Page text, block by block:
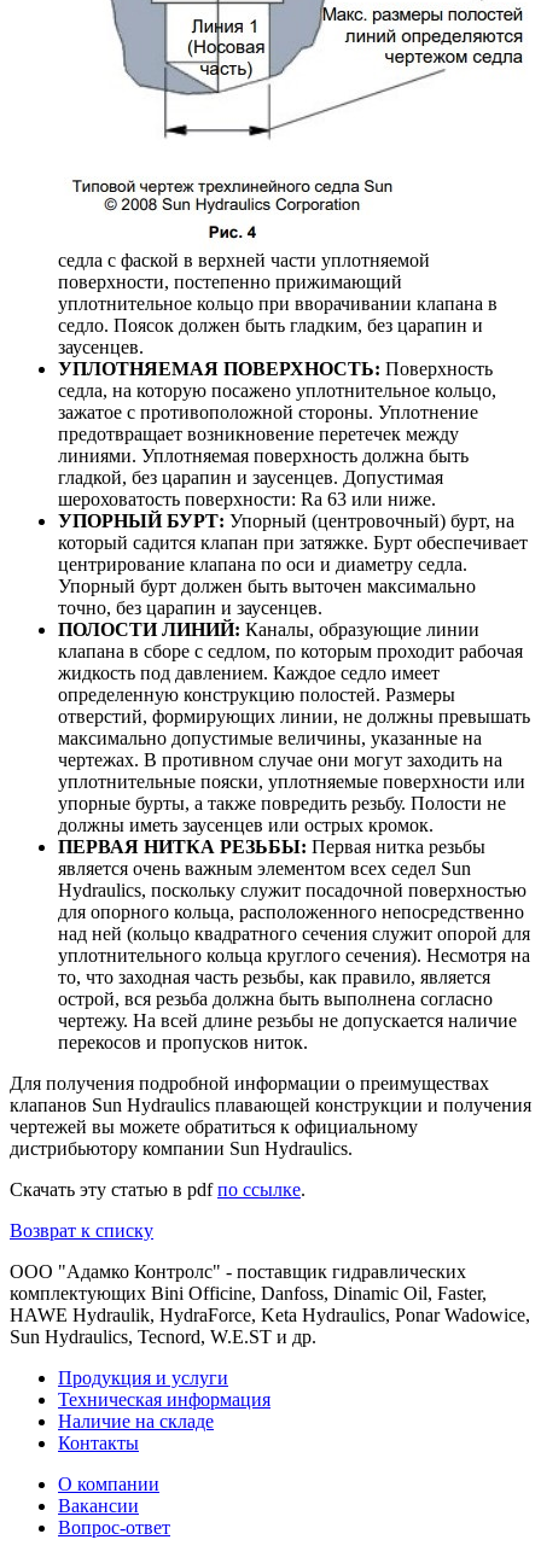
седла с фаской в верхней части уплотняемой
поверхности, постепенно прижимающий
уплотнительное кольцо при вворачивании клапана в
седло. Поясок должен быть гладким, без царапин и
заусенцев.
УПЛОТНЯЕМАЯ ПОВЕРХНОСТЬ: Поверхность
седла, на которую посажено уплотнительное кольцо,
зажатое с противоположной стороны. Уплотнение
предотвращает возникновение перетечек между
линиями. Уплотняемая поверхность должна быть
гладкой, без царапин и заусенцев. Допустимая
шероховатость поверхности: Ra 63 или ниже.
УПОРНЫЙ БУРТ: Упорный (центровочный) бурт, на
который садится клапан при затяжке. Бурт обеспечивает
центрирование клапана по оси и диаметру седла.
Упорный бурт должен быть выточен максимально
точно, без царапин и заусенцев.
ПОЛОСТИ ЛИНИЙ: Каналы, образующие линии
клапана в сборе с седлом, по которым проходит рабочая
жидкость под давлением. Каждое седло имеет
определенную конструкцию полостей. Размеры
отверстий, формирующих линии, не должны превышать
максимально допустимые величины, указанные на
чертежах. В противном случае они могут заходить на
уплотнительные пояски, уплотняемые поверхности или
упорные бурты, а также повредить резьбу. Полости не
должны иметь заусенцев или острых кромок.
ПЕРВАЯ НИТКА РЕЗЬБЫ: Первая нитка резьбы
является очень важным элементом всех седел Sun
Hydraulics, поскольку служит посадочной поверхностью
для опорного кольца, расположенного непосредственно
над ней (кольцо квадратного сечения служит опорой для
уплотнительного кольца круглого сечения). Несмотря на
то, что заходная часть резьбы, как правило, является
острой, вся резьба должна быть выполнена согласно
чертежу. На всей длине резьбы не допускается наличие
перекосов и пропусков ниток.
Для получения подробной информации о преимуществах
клапанов Sun Hydraulics плавающей конструкции и получения
чертежей вы можете обратиться к официальному
дистрибьютору компании Sun Hydraulics.
Скачать эту статью в pdfпо ссылке.
Возврат к списку
ООО "Адамко Контролс" - поставщик гидравлических
комплектующих Bini Officine, Danfoss, Dinamic Oil, Faster,
HAWE Hydraulik, HydraForce, Keta Hydraulics, Ponar Wadowice,
Sun Hydraulics, Tecnord, W.E.ST и др.
Продукция и услуги
Техническая информация
Наличие на складе
Контакты
О компании
Вакансии
Вопрос-ответ